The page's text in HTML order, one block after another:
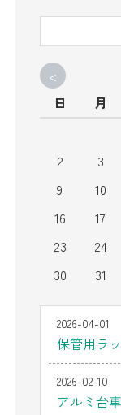
<
日
月
2
3
9
10
16
17
23
24
30
31
2026-04-01
保管用ラ
2026-02-10
アルミ台